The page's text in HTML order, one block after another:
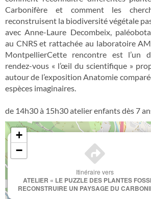
Carbonifère et comment les
reconstruisent la biodiversité végétale
avec Anne-Laure Decombeix,
au CNRS et rattachée au laboratoire
MontpellierCette rencontre est l’un
rendez-vous « l’œil du scientifique »
autour de l’exposition Anatomie
espèces imaginaires.
de 14h30 à 15h30 atelier enfants dès 7
Itinéraire vers
ATELIER « LE PUZZLE DES PLANTES
RECONSTRUIRE UN PAYSAGE DU
+
−